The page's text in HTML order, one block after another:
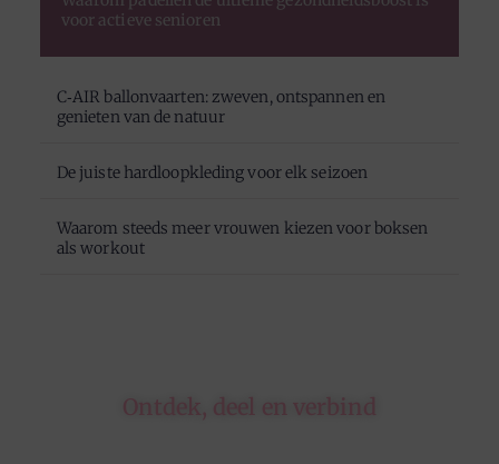
voor actieve senioren
C‑AIR ballonvaarten: zweven, ontspannen en
genieten van de natuur
De juiste hardloopkleding voor elk seizoen
Waarom steeds meer vrouwen kiezen voor boksen
als workout
Ontdek, deel en verbind